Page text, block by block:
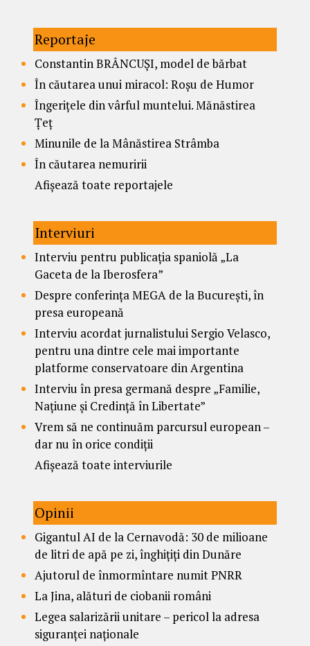
Reportaje
Constantin BRÂNCUȘI, model de bărbat
În căutarea unui miracol: Roșu de Humor
Îngerițele din vârful muntelui. Mănăstirea
Țeț
Minunile de la Mânăstirea Strâmba
În căutarea nemuririi
Afișează toate reportajele
Interviuri
Interviu pentru publicația spaniolă „La
Gaceta de la Iberosfera”
Despre conferința MEGA de la București, în
presa europeană
Interviu acordat jurnalistului Sergio Velasco,
pentru una dintre cele mai importante
platforme conservatoare din Argentina
Interviu în presa germană despre „Familie,
Națiune și Credință în Libertate”
Vrem să ne continuăm parcursul european –
dar nu în orice condiții
Afișează toate interviurile
Opinii
Gigantul AI de la Cernavodă: 30 de milioane
de litri de apă pe zi, înghițiți din Dunăre
Ajutorul de înmormîntare numit PNRR
La Jina, alături de ciobanii români
Legea salarizării unitare – pericol la adresa
siguranței naționale